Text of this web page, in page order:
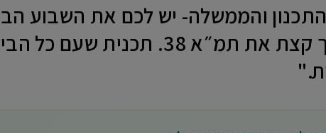
והממשלה- יש לכם את השבוע
ולהאריך קצת את תמ״א 38.